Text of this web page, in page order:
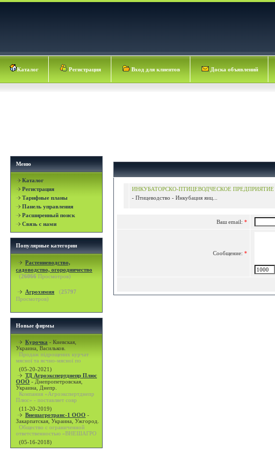
Каталог Регистрация Вход для клиентов Доска объявлений
Меню
Каталог
Регистрация
Тарифные планы
Панель управления
Расширенный поиск
Связь с нами
Популярные категории
Растениеводство,
садоводство, огородничество
(26066 Просмотров)
Агрохимия (25797
Просмотров)
Новые фирмы
Курочка - Киевская,
Украина, Васильков.
Продаж підрощених курчат
мясної та яєчно-мясної по
(05-20-2021)
ТД Агроэкспертднепр Плюс
ООО - Днепропетровская,
Украина, Днепр.
Компания «Агроэкспертднепр
Плюс» - поставляет совр
(11-20-2019)
Внешагротранс-1 ООО -
Закарпатская, Украина, Ужгород.
Общество с ограниченной
ответственностью «ВНЕШАГРО
(05-16-2018)
ИНКУБАТОРСКО-ПТИЦЕВОДЧЕСКОЕ ПРЕДПРИЯТИЕ
- Птицеводство - Инкубация яиц...
Ваш email: *
Сообщение: *